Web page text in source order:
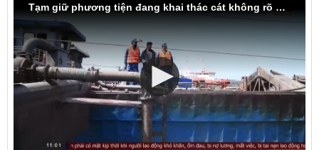
Tạm giữ phương tiện đang khai thác cát không rõ nguồn gốc